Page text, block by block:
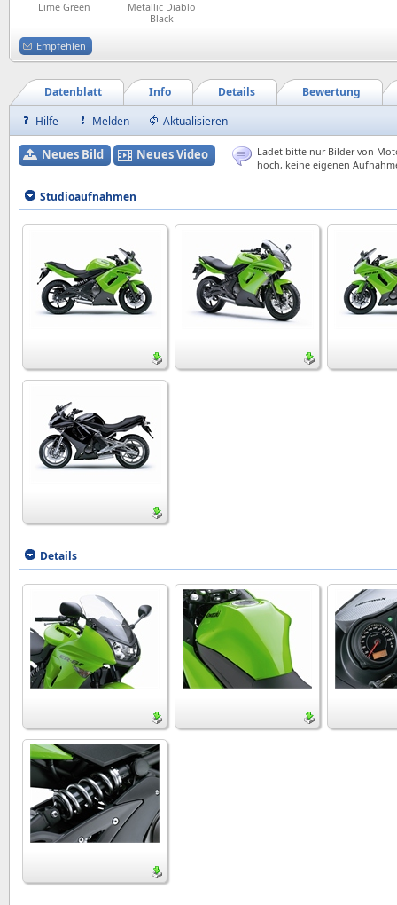
Lime Green
Metallic Diablo
Black
Empfehlen
Bewertung
Details
Info
Datenblatt
Hilfe
Melden Aktualisieren
Neues Bild Neues Video
Ladet bitte nur Bilder von
hoch, keine eigenen
Studioaufnahmen
Details